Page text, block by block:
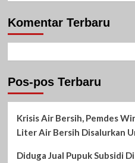
Komentar Terbaru
Pos-pos Terbaru
Krisis Air Bersih, Pemdes
Liter Air Bersih Disalurkan
Diduga Jual Pupuk Subsidi